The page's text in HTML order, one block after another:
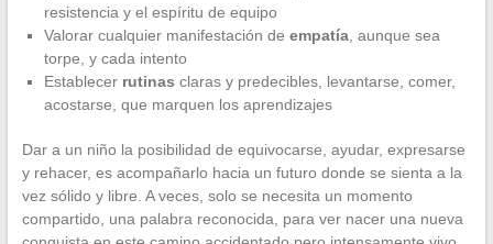
resistencia y el espíritu de equipo
Valorar cualquier manifestación de empatía, aunque sea
torpe, y cada intento
Establecer rutinas claras y predecibles, levantarse, comer,
acostarse, que marquen los aprendizajes
Dar a un niño la posibilidad de equivocarse, ayudar, expresarse
y rehacer, es acompañarlo hacia un futuro donde se sienta a la
vez sólido y libre. A veces, solo se necesita un momento
compartido, una palabra reconocida, para ver nacer una nueva